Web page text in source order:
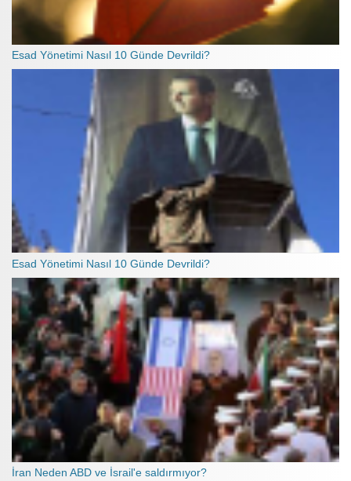
Esad Yönetimi Nasıl 10 Günde Devrildi?
Esad Yönetimi Nasıl 10 Günde Devrildi?
İran Neden ABD ve İsrail'e saldırmıyor?